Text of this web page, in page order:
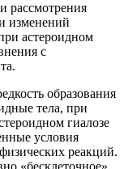
рассмотрения
изменений
астероидном
с
образования
тела, при
гиалозе
условия
реакций.